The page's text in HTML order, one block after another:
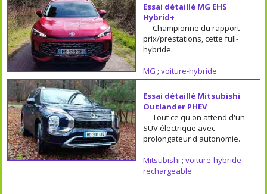
Essai détaillé MG EHS
Hybrid+
— Championne du rapport
prix/prestations, cette full-
hybride.
MG ; voiture-hybride
Essai détaillé Mitsubishi
Outlander PHEV
— Tout ce qu'on attend d'un
SUV électrique avec
prolongateur d'autonomie.
Mitsubishi ; voiture-hybride-
rechargeable